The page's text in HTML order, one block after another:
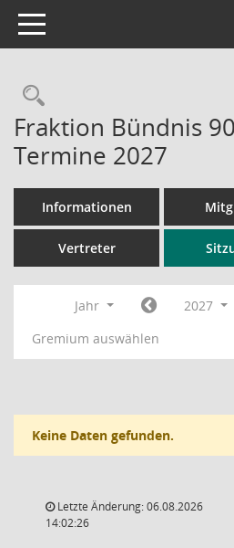
Toggle navigation
Rechercheauswahl
Fraktion Bündnis
Termine 2027
Informationen
Vertreter
Jahr
2027
Gremium auswählen
Keine Daten gefunden.
Letzte Änderung: 06.08.2026
14:02:26